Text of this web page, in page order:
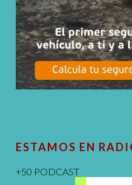
ESTAMOS EN
+50 PODCAST